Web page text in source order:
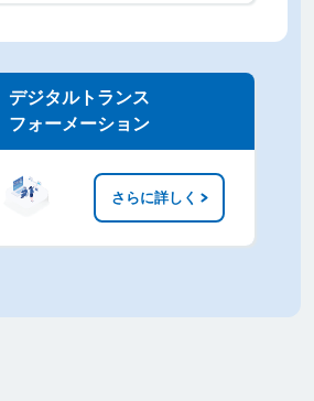
デジタルトランス
フォーメーション
さらに詳しく